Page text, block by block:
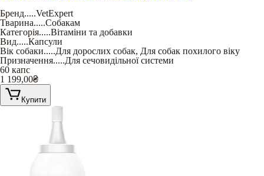
Бренд.....VetExpert
Тварина.....Собакам
Категорія.....Вітаміни та добавки
Вид.....Капсули
Вік собаки.....Для дорослих собак, Для собак похилого віку
Призначення.....Для сечовидільної системи
60 капс
1 199,00₴
Купити